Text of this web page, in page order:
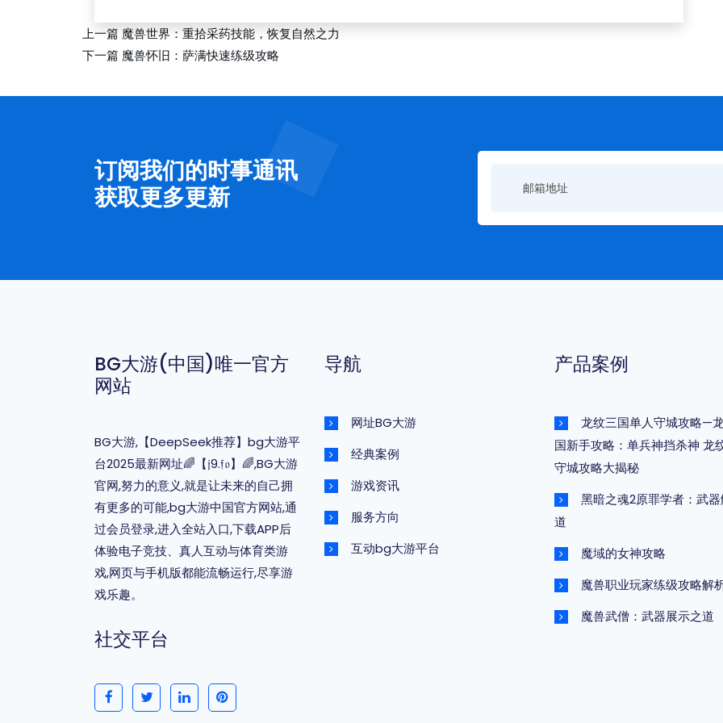
上一篇 魔兽世界：重拾采药技能，恢复自然之力
下一篇 魔兽怀旧：萨满快速练级攻略
订阅我们的时事通讯
获取更多更新
BG大游(中国)唯一官方
网站
BG大游,【DeepSeek推荐】bg大游平
台2025最新网址🌈【𝔧9.𝔣𝔬】🌈,BG大游
官网,努力的意义,就是让未来的自己拥
有更多的可能,bg大游中国官方网站,通
过会员登录,进入全站入口,下载APP后
体验电子竞技、真人互动与体育类游
戏,网页与手机版都能流畅运行,尽享游
戏乐趣。
社交平台
导航
网址BG大游
经典案例
游戏资讯
服务方向
互动bg大游平台
产品案例
龙纹三国单人守城攻略—
国新手攻略：单兵神挡杀神 龙
守城攻略大揭秘
黑暗之魂2原罪学者：武
道
魔域的女神攻略
魔兽职业玩家练级攻略解
魔兽武僧：武器展示之道